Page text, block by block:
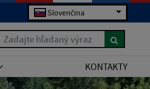
Slovenčina
Zadajte hľadaný výraz
KONTAKTY